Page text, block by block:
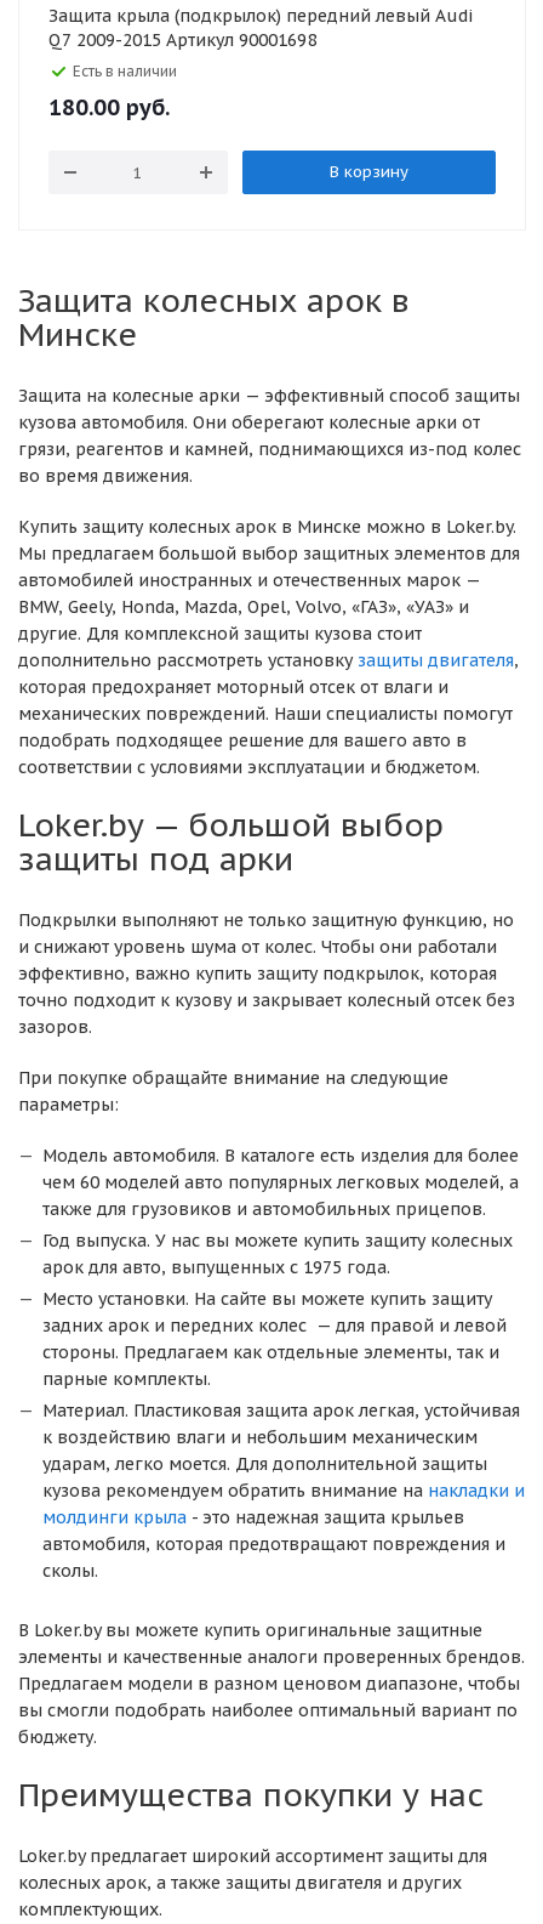
Защита крыла (подкрылок) передний левый Audi
Q7 2009-2015 Артикул 90001698
Есть в наличии
180.00 руб.
В корзину
Защита колесных арок в
Минске
Защита на колесные арки — эффективный способ защиты
кузова автомобиля. Они оберегают колесные арки от
грязи, реагентов и камней, поднимающихся из-под колес
во время движения.
Купить защиту колесных арок в Минске можно в Loker.by.
Мы предлагаем большой выбор защитных элементов для
автомобилей иностранных и отечественных марок —
BMW, Geely, Honda, Mazda, Opel, Volvo, «ГАЗ», «УАЗ» и
другие. Для комплексной защиты кузова стоит
дополнительно рассмотреть установку защиты двигателя,
которая предохраняет моторный отсек от влаги и
механических повреждений. Наши специалисты помогут
подобрать подходящее решение для вашего авто в
соответствии с условиями эксплуатации и бюджетом.
Loker.by — большой выбор
защиты под арки
Подкрылки выполняют не только защитную функцию, но
и снижают уровень шума от колес. Чтобы они работали
эффективно, важно купить защиту подкрылок, которая
точно подходит к кузову и закрывает колесный отсек без
зазоров.
При покупке обращайте внимание на следующие
параметры:
Модель автомобиля. В каталоге есть изделия для более
чем 60 моделей авто популярных легковых моделей, а
также для грузовиков и автомобильных прицепов.
Год выпуска. У нас вы можете купить защиту колесных
арок для авто, выпущенных с 1975 года.
Место установки. На сайте вы можете купить защиту
задних арок и передних колес — для правой и левой
стороны. Предлагаем как отдельные элементы, так и
парные комплекты.
Материал. Пластиковая защита арок легкая, устойчивая
к воздействию влаги и небольшим механическим
ударам, легко моется. Для дополнительной защиты
кузова рекомендуем обратить внимание на накладки и
молдинги крыла - это надежная защита крыльев
автомобиля, которая предотвращают повреждения и
сколы.
В Loker.by вы можете купить оригинальные защитные
элементы и качественные аналоги проверенных брендов.
Предлагаем модели в разном ценовом диапазоне, чтобы
вы смогли подобрать наиболее оптимальный вариант по
бюджету.
Преимущества покупки у нас
Loker.by предлагает широкий ассортимент защиты для
колесных арок, а также защиты двигателя и других
комплектующих.